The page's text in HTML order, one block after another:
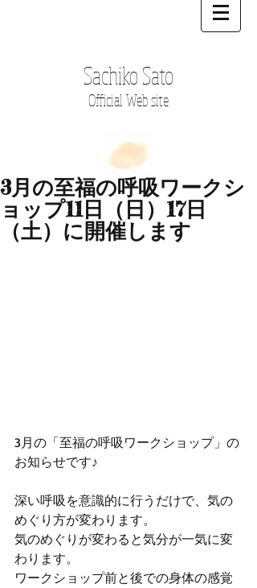
Sachiko Sato
Official Web site
3月の至福の呼吸ワークシ
ョップ11日（日）17日
（土）に開催します
3月の「至福の呼吸ワークショップ」の
お知らせです♪
深い呼吸を意識的に行うだけで、気の
めぐり方が変わります。
気のめぐりが変わると気分が一気に変
わります。
ワークショップ前と後での身体の感覚